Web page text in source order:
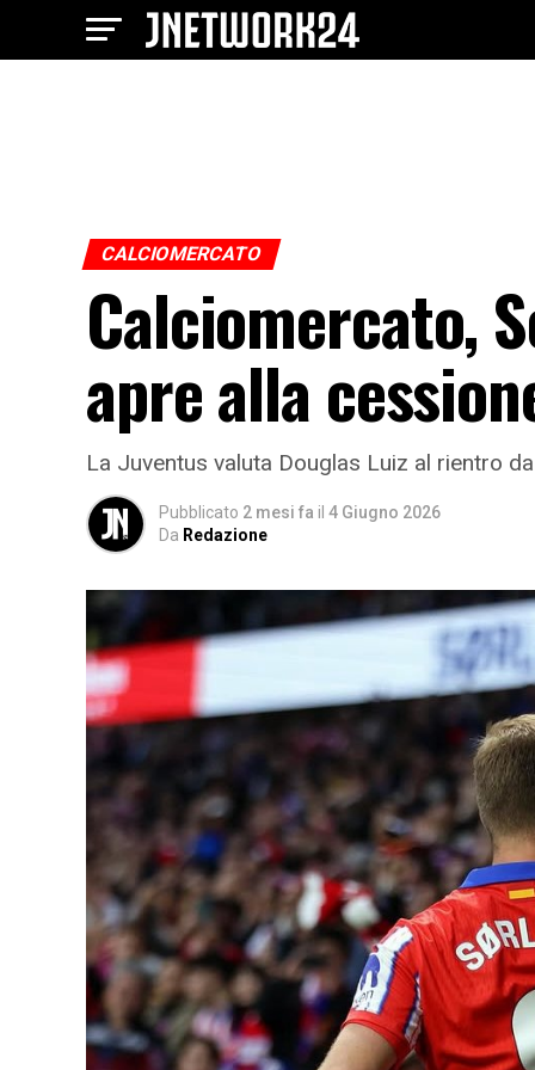
CALCIOMERCATO
Calciomercato,
apre alla
La Juventus valuta Douglas Luiz al rientro
Pubblicato 2 mesi fa il 4 Giugno 2026
Da Redazione